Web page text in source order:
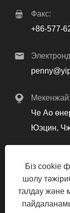
Факс:
+86-577-
Мекенжай:
Че Ао
Юэцин,
Copyright ©
Co.,
Біз cookie
шолу
талдау және